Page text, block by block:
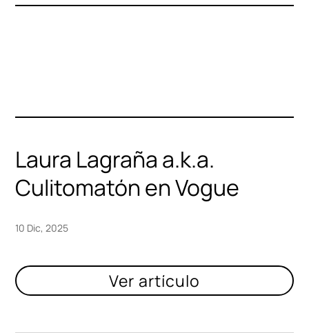
Laura Lagraña a.k.a.
Culitomatón en Vogue
10 Dic, 2025